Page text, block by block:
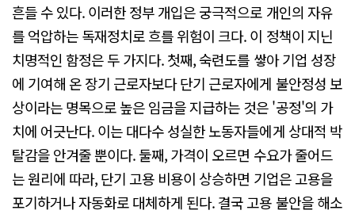
흔들 수 있다. 이러한 정부 개입은 궁극적으로 개인의 자유
를 억압하는 독재정치로 흐를 위험이 크다. 이 정책이 지닌
치명적인 함정은 두 가지다. 첫째, 숙련도를 쌓아 기업 성장
에 기여해 온 장기 근로자보다 단기 근로자에게 불안정성 보
상이라는 명목으로 높은 임금을 지급하는 것은 '공정'의 가
치에 어긋난다. 이는 대다수 성실한 노동자들에게 상대적 박
탈감을 안겨줄 뿐이다. 둘째, 가격이 오르면 수요가 줄어드
는 원리에 따라, 단기 고용 비용이 상승하면 기업은 고용을
포기하거나 자동화로 대체하게 된다. 결국 고용 불안을 해소